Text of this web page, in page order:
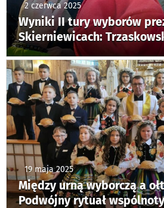
2 czerwca 2025
Wyniki II tury wyborów
Skierniewicach:
19 maja 2025
Między urną wyborczą a
Podwójny rytuał